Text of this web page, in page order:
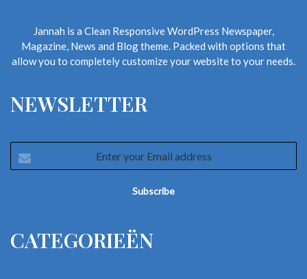
Jannah is a Clean Responsive WordPress Newspaper,
Magazine, News and Blog theme. Packed with options that
allow you to completely customize your website to your needs.
NEWSLETTER
your
CATEGORIEËN